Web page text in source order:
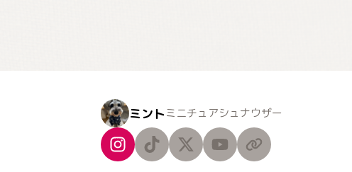
ミントミニチュアシュナウザー